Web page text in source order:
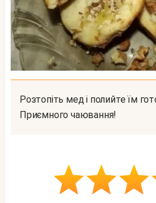
Розтопіть мед і полийте їм готове печиво.
Приємного чаювання!